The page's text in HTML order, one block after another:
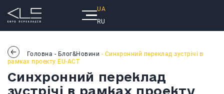
UA
RU
Головна - Блог&Новини - Синхронний переклад зустрічі в
рамках проекту EU-ACT
Синхронний переклад
зустрічі в рамках проекту